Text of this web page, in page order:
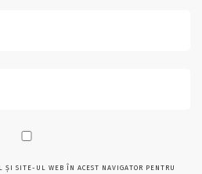
SITE-UL WEB ÎN ACEST NAVIGATOR PENTRU